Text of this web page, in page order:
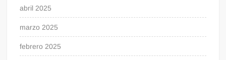
abril 2025
marzo 2025
febrero 2025